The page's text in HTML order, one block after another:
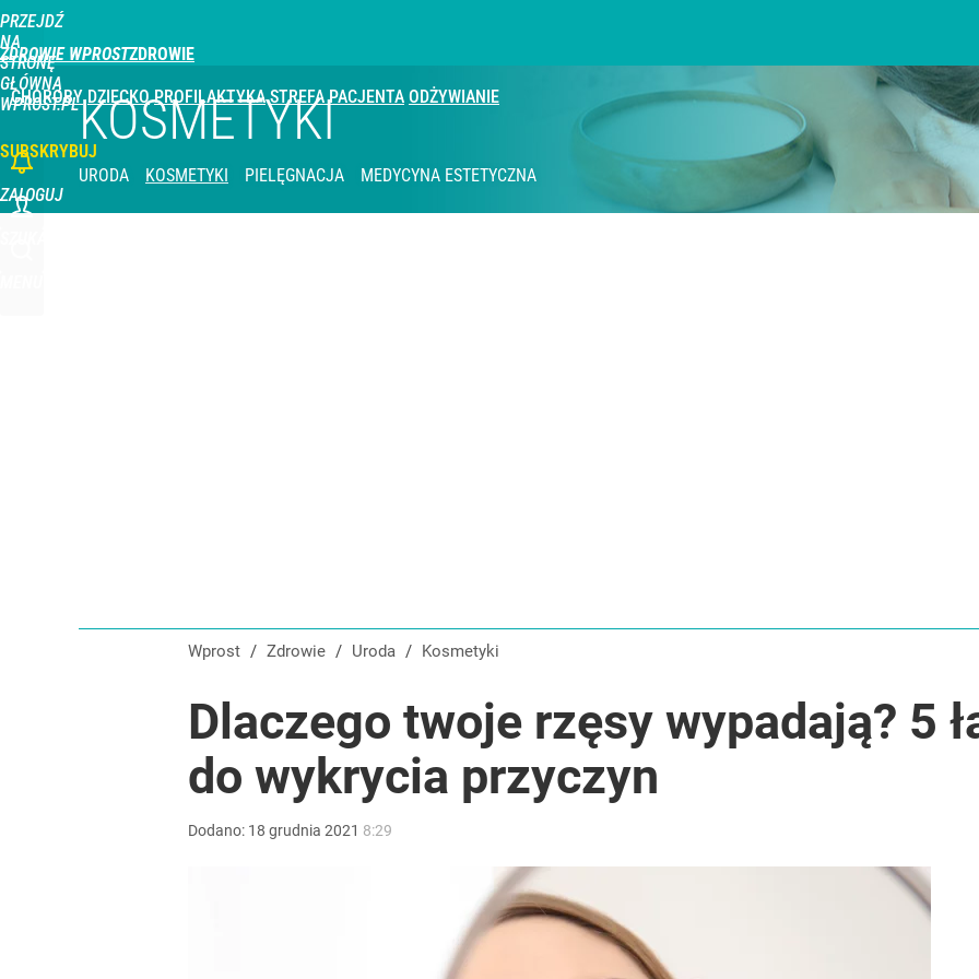
PRZEJDŹ
NA
STRONĘ
GŁÓWNĄ
WPROST.PL
ZDROWIE WPROST
CHOROBY DZIECKO PROFILAKTYKA STREFA PACJENTA ODŻYWIANIE
SUBSKRYBUJ
ZALOGUJ
KOSMETYKI
URODA KOSMETYKI PIELĘGNACJA MEDYCYNA ESTETYCZNA
Wprost / Zdrowie / Uroda / Kosmetyki
Dlaczego twoje rzęsy wypadają? 5
do wykrycia przyczyn
Dodano: 18 grudnia 2021 8:29